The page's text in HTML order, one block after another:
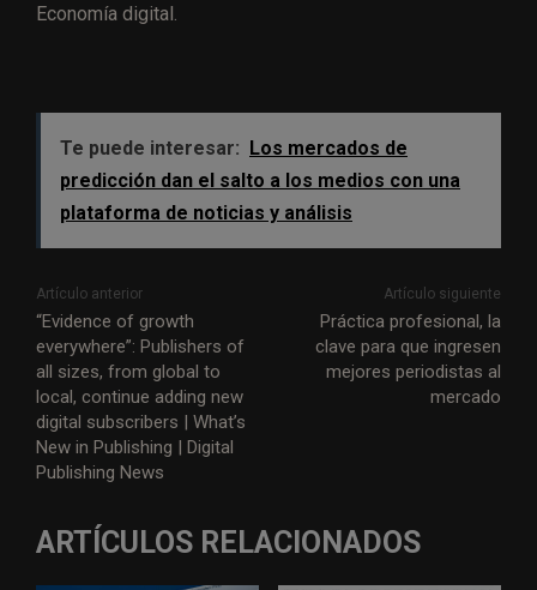
Economía digital.
Te puede interesar: Los mercados de
predicción dan el salto a los medios con una
plataforma de noticias y análisis
Artículo anterior
“Evidence of growth
everywhere”: Publishers of
all sizes, from global to
local, continue adding new
digital subscribers | What’s
New in Publishing | Digital
Publishing News
Artículo siguiente
Práctica profesional, la
clave para que ingresen
mejores periodistas al
mercado
ARTÍCULOS RELACIONADOS